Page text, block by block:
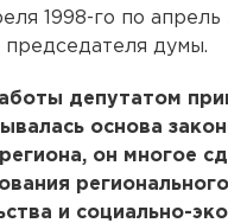
1998-го по
председателя думы.
депутатом
основа
он многое
регионального
и социально-